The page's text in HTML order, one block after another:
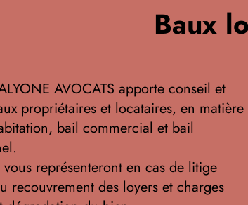
Baux
AVOCATS apporte conseil et
propriétaires et locataires, en matière
bail commercial et bail
vous représenteront en cas de litige
recouvrement des loyers et charges